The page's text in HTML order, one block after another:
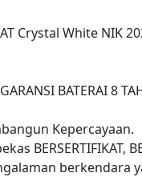
Crystal White NIK
BATERAI 8
Kepercayaan.
BERSERTIFIKAT,